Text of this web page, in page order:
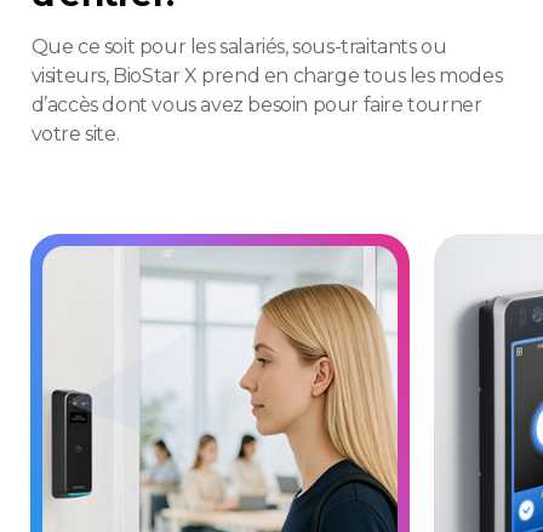
Que ce soit pour les salariés, sous-traitants ou
visiteurs, BioStar X prend en charge tous les modes
d’accès dont vous avez besoin pour faire tourner
votre site.